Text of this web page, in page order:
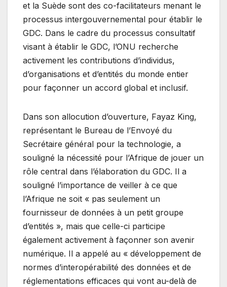
et la Suède sont des co-facilitateurs menant le
processus intergouvernemental pour établir le
GDC. Dans le cadre du processus consultatif
visant à établir le GDC, l’ONU recherche
activement les contributions d’individus,
d’organisations et d’entités du monde entier
pour façonner un accord global et inclusif.
Dans son allocution d’ouverture, Fayaz King,
représentant le Bureau de l’Envoyé du
Secrétaire général pour la technologie, a
souligné la nécessité pour l’Afrique de jouer un
rôle central dans l’élaboration du GDC. Il a
souligné l’importance de veiller à ce que
l’Afrique ne soit « pas seulement un
fournisseur de données à un petit groupe
d’entités », mais que celle-ci participe
également activement à façonner son avenir
numérique. Il a appelé au « développement de
normes d’interopérabilité des données et de
réglementations efficaces qui vont au-delà de